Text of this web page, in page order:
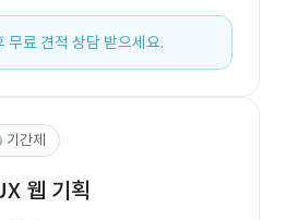
무료 견적 상담 받으세요.
기간제
웹 기획